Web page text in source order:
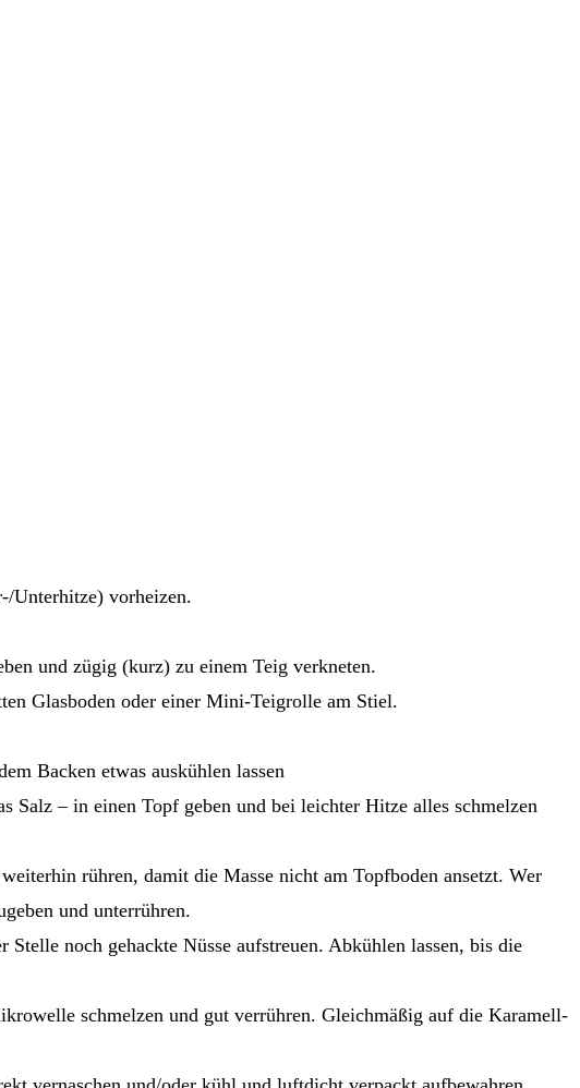
Unterhitze) vorheizen.
und zügig (kurz) zu einem Teig verkneten.
Glasboden oder einer Mini-Teigrolle am Stiel.
Backen etwas auskühlen lassen
Salz – in einen Topf geben und bei leichter Hitze alles schmelzen
rühren, damit die Masse nicht am Topfboden ansetzt. Wer
und unterrühren.
noch gehackte Nüsse aufstreuen. Abkühlen lassen, bis die
schmelzen und gut verrühren. Gleichmäßig auf die Karamell-